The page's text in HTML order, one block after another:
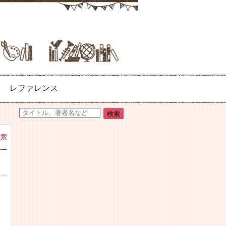
レファレンス